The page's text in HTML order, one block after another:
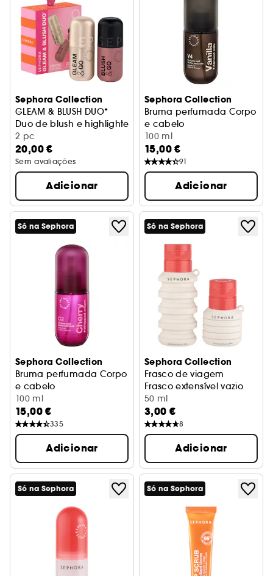
Sephora Collection
GLEAM & BLUSH DUO*
Duo de blush e highlighter líquidos para as maçãs do
2 pc
20,00 €
Sem avaliações
Adicionar
Sephora Collection
Bruma perfumada Corpo
e cabelo
Baunilha + leite de
100 ml
15,00 €
91
Adicionar
Só na Sephora
Sephora Collection
Bruma perfumada Corpo
e cabelo
Cereja + chantilly
100 ml
15,00 €
335
Adicionar
Só na Sephora
Sephora Collection
Frasco de viagem
Frasco extensível vazio
50 ml
3,00 €
8
Adicionar
Só na Sephora Só na Sephora